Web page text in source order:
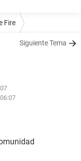
Fire
Siguiente Tema